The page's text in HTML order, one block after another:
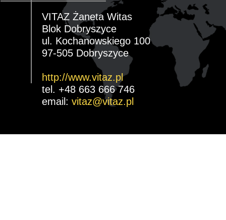
VITAZ Żaneta Witas
Blok Dobryszyce
ul. Kochanowskiego 100
97-505 Dobryszyce
http://www.vitaz.pl
tel. +48 663 666 746
email: vitaz@vitaz.pl